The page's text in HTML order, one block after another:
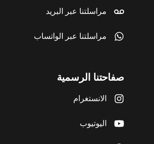
مراسلتنا عبر البريد
مراسلتنا عبر الواتساب
صفاحتنا الرسمية
الانستغرام
اليوتيوب